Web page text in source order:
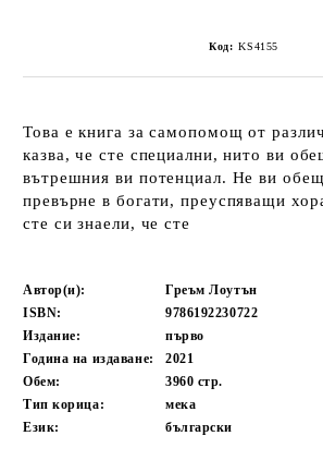
Код: KS4155
Това е книга за самопомощ от
казва, че сте специални, нито ви
вътрешния ви потенциал. Не ви
превърне в богати, преуспяващи
сте си знаели, че сте
Автор(и):
Греъм Лоутън
ISBN:
9786192230722
Издание:
първо
Година на издаване:
2021
Обем:
3960 стр.
Тип корица:
мека
Език:
български